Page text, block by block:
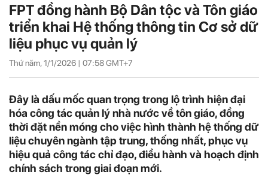
FPT đồng hành Bộ Dân tộc và Tôn giáo
triển khai Hệ thống thông tin Cơ sở dữ
liệu phục vụ quản lý
Thứ năm, 1/1/2026 | 07:58GMT+7
Đây là dấu mốc quan trọng trong lộ trình hiện đại
hóa công tác quản lý nhà nước về tôn giáo, đồng
thời đặt nền móng cho việc hình thành hệ thống dữ
liệu chuyên ngành tập trung, thống nhất, phục vụ
hiệu quả công tác chỉ đạo, điều hành và hoạch định
chính sách trong giai đoạn mới.